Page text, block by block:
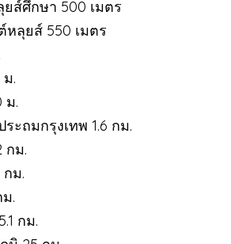
ยส์ศึกษา 500 เมตร
หลุยส์ 550 เมตร
ม.
ม.
ะถมกรุงเทพ 1.6 กม.
กม.
กม.
.
กม.